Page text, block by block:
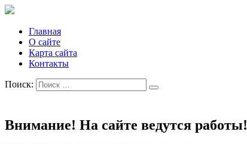
Главная
О сайте
Карта сайта
Контакты
Поиск:
Внимание! На сайте ведутся работы!